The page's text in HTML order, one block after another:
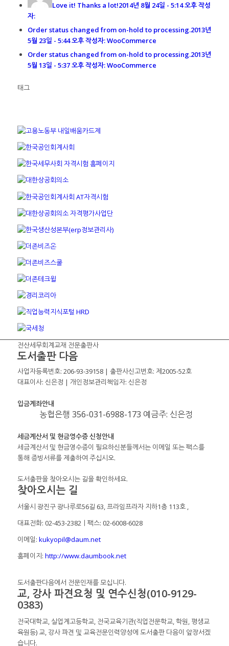
Love it! Thanks a lot!2014년 8월 24일 - 5:14 오후 작성
자:
Order status changed from on-hold to processing.2013년
5월 23일 - 5:44 오후 작성자: WooCommerce
Order status changed from on-hold to processing.2013년
5월 13일 - 5:37 오후 작성자: WooCommerce
태그
전산세무회계교재 전문출판사
도서출판 다음
사업자등록번호: 206-93-39158 | 출판사신고번호: 제2005-52호
대표이사: 신은정 | 개인정보관리책임자: 신은정
입금계좌안내
농협은행 356-031-6988-173 예금주: 신은정
세금계산서 및 현금영수증 신청안내
세금계산서 및 현금영수증이 필요하신분들께서는 이메일 또는 팩스를
통해 증빙서류를 제출하여 주십시오.
도서출판을 찾아오시는 길을 확인하세요.
찾아오시는 길
서울시 광진구 광나루로56길 63, 프라임프라자 지하1층 113호 ,
대표전화: 02-453-2382ㅣ팩스: 02-6008-6028
이메일: kukyopil@daum.net
홈페이지: http://www.daumbook.net
도서출판다음에서 전문인재를 모십니다.
교, 강사 파견요청 및 연수신청(010-9129-
0383)
전국대학교, 실업계고등학교, 전국교육기관(직업전문학교, 학원, 평생교
육원등) 교, 강사 파견 및 교육전문인력양성에 도서출판 다음이 앞장서겠
습니다.